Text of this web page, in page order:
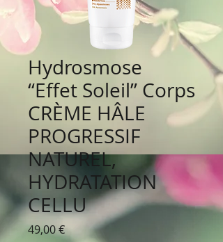
Hydrosmose
“Effet Soleil” Corps
CRÈME HÂLE
PROGRESSIF
NATUREL,
HYDRATATION
CELLU
49,00 €Prix